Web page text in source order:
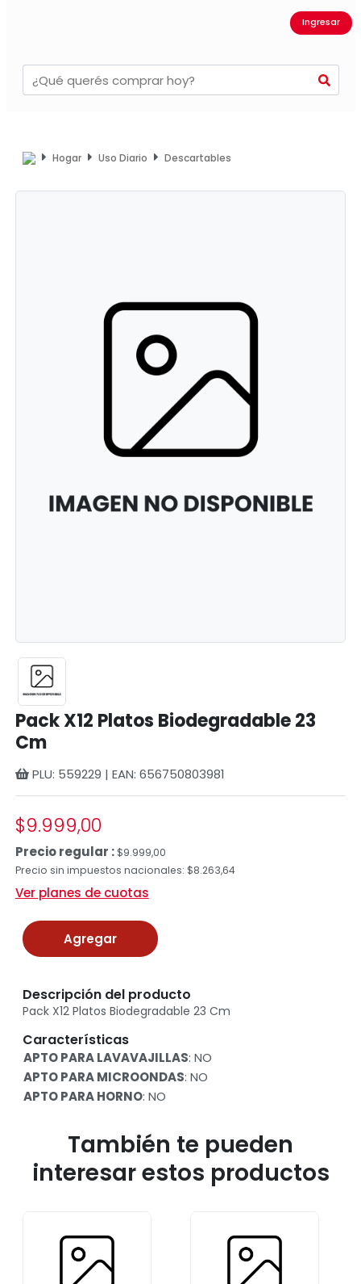
Ingresar
Hogar Uso Diario Descartables
Pack X12 Platos Biodegradable 23
Cm
PLU: 559229 | EAN: 656750803981
$9.999,00
Precio regular :$9.999,00
Precio sin impuestos nacionales: $8.263,64
Ver planes de cuotas
Agregar
Descripción del producto
Pack X12 Platos Biodegradable 23 Cm
Características
APTO PARA LAVAVAJILLAS: NO
APTO PARA MICROONDAS: NO
APTO PARA HORNO: NO
También te pueden
interesar estos productos